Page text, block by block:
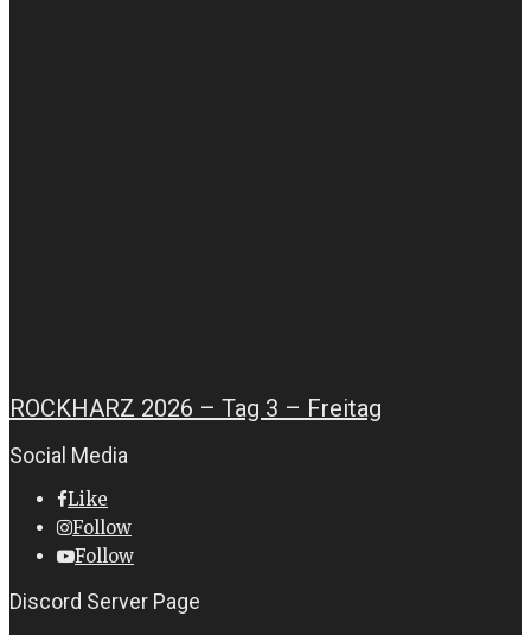
ROCKHARZ 2026 – Tag 3 – Freitag
Social Media
Like
Follow
Follow
Discord Server Page